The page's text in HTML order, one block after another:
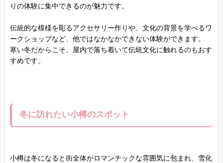
りの体験に集中できるのが魅力です。
伝統的な模様を彫るアクセサリー作りや、文化の背景を学べるワ
ークショップなど、他ではなかなかできない体験ができます。
寒い冬だからこそ、屋内で落ち着いて伝統文化に触れるのもおす
すめです。
冬に訪れたい小樽のスポット
小樽は冬になると街全体がロマンチックな雰囲気に包まれ、雪化